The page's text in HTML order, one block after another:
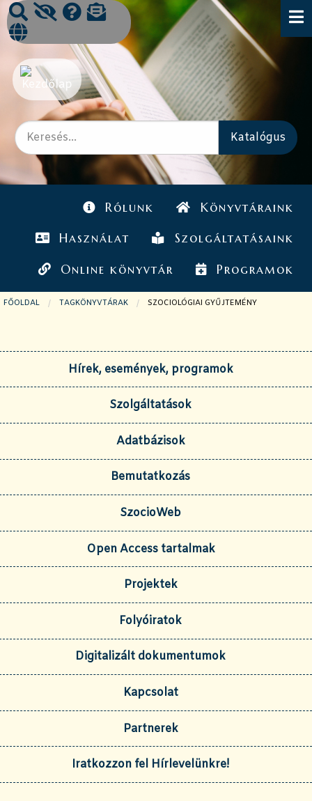
Rólunk Könyvtáraink
Használat Szolgáltatásaink
Online könyvtár Programok
FŐOLDAL TAGKÖNYVTÁRAK JELENLEGI OLDAL:
SZOCIOLÓGIAI GYŰJTEMÉNY
Hírek, események, programok
Szolgáltatások
Adatbázisok
Bemutatkozás
SzocioWeb
Open Access tartalmak
Projektek
Folyóiratok
Digitalizált dokumentumok
Kapcsolat
Partnerek
Iratkozzon fel Hírlevelünkre!